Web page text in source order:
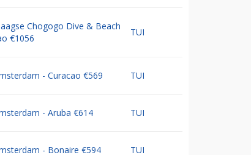
Chogogo Dive & Beach
€1056
TUI
- Curacao €569 TUI
- Aruba €614 TUI
- Bonaire €594 TUI